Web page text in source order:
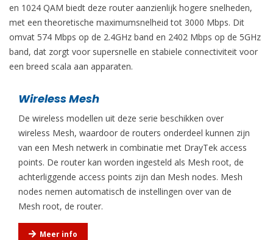
en 1024 QAM biedt deze router aanzienlijk hogere snelheden,
met een theoretische maximumsnelheid tot 3000 Mbps. Dit
omvat 574 Mbps op de 2.4GHz band en 2402 Mbps op de 5GHz
band, dat zorgt voor supersnelle en stabiele connectiviteit voor
een breed scala aan apparaten.
Wireless Mesh
De wireless modellen uit deze serie beschikken over
wireless Mesh, waardoor de routers onderdeel kunnen zijn
van een Mesh netwerk in combinatie met DrayTek access
points. De router kan worden ingesteld als Mesh root, de
achterliggende access points zijn dan Mesh nodes. Mesh
nodes nemen automatisch de instellingen over van de
Mesh root, de router.
Meer info